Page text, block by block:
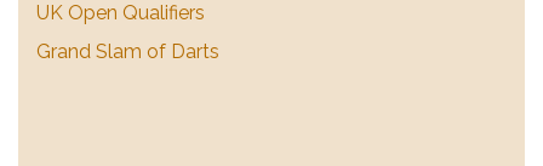
UK Open Qualifiers
Grand Slam of Darts